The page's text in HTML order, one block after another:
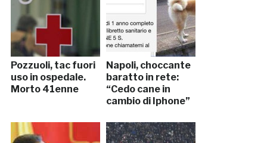
Pozzuoli, tac fuori
uso in ospedale.
Morto 41enne
Napoli, choccante
baratto in rete:
“Cedo cane in
cambio di Iphone”